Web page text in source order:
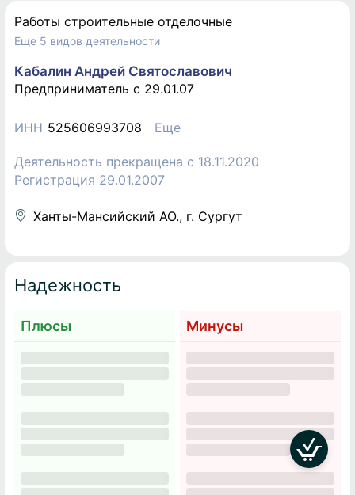
Работы строительные отделочные
Еще 5 видов деятельности
Кабалин Андрей Святославович
Предприниматель c 29.01.07
ИНН 525606993708 Еще
Деятельность прекращена c 18.11.2020
Регистрация 29.01.2007
Ханты-Мансийский АО., г. Сургут
Надежность
Плюсы Минусы